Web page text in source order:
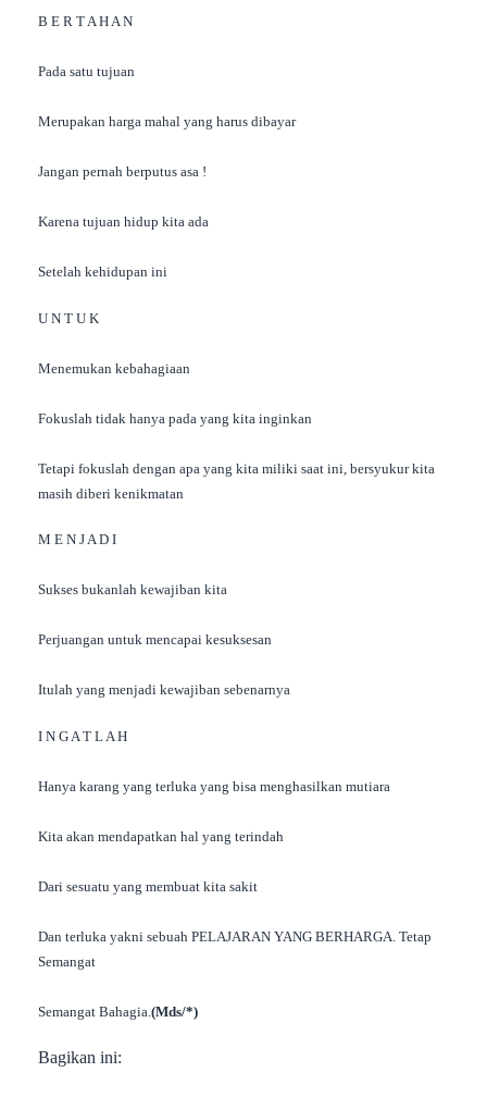
B E R T A H A N
Pada satu tujuan
Merupakan harga mahal yang harus dibayar
Jangan pernah berputus asa !
Karena tujuan hidup kita ada
Setelah kehidupan ini
U N T U K
Menemukan kebahagiaan
Fokuslah tidak hanya pada yang kita inginkan
Tetapi fokuslah dengan apa yang kita miliki saat ini, bersyukur kita
masih diberi kenikmatan
M E N J A D I
Sukses bukanlah kewajiban kita
Perjuangan untuk mencapai kesuksesan
Itulah yang menjadi kewajiban sebenarnya
I N G A T L A H
Hanya karang yang terluka yang bisa menghasilkan mutiara
Kita akan mendapatkan hal yang terindah
Dari sesuatu yang membuat kita sakit
Dan terluka yakni sebuah PELAJARAN YANG BERHARGA. Tetap
Semangat
Semangat Bahagia. (Mds/*)
Bagikan ini: